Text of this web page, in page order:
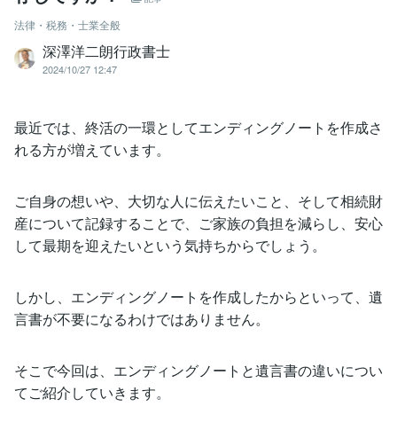
法律・税務・士業全般
深澤洋二朗行政書士
2024/10/27 12:47
最近では、終活の一環としてエンディングノートを作成さ
れる方が増えています。
ご自身の想いや、大切な人に伝えたいこと、そして相続財
産について記録することで、ご家族の負担を減らし、安心
して最期を迎えたいという気持ちからでしょう。
しかし、エンディングノートを作成したからといって、遺
言書が不要になるわけではありません。
そこで今回は、エンディングノートと遺言書の違いについ
てご紹介していきます。